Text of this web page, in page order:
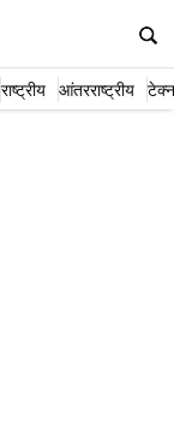
राष्ट्रीय आंतरराष्ट्रीय